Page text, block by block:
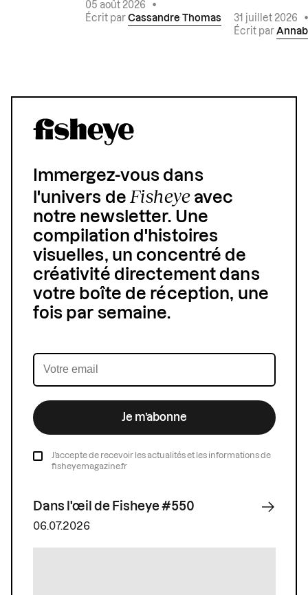
05 août 2026
•
Écrit par Cassandre Thomas 31 juillet 2026
Écrit par
Immergez-vous dans
l'univers deFisheyeavec
notre newsletter. Une
compilation d'histoires
visuelles, un concentré de
créativité directement dans
votre boîte de réception, une
fois par semaine.
Je m’abonne
J’accepte de recevoir les actualités et les informations de
fisheyemagazine.fr
Dans l'œil de Fisheye #550
06.07.2026